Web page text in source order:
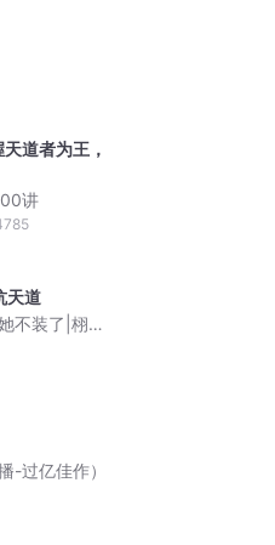
道者为王，
讲
天道
不装了|栩栩
|关栩栩/姜
-过亿佳作）